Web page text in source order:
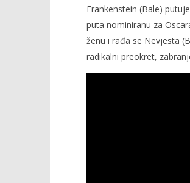
Frankenstein (Bale)
puta nominiranu za
ženu i rađa se Nevjesta
radikalni preokret,